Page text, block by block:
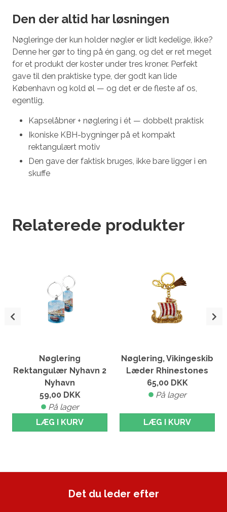
Den der altid har løsningen
Nøgleringe der kun holder nøgler er lidt kedelige, ikke?
Denne her gør to ting på én gang, og det er ret meget
for et produkt der koster under tres kroner. Perfekt
gave til den praktiske type, der godt kan lide
København og kold øl — og det er de fleste af os,
egentlig.
Kapselåbner + nøglering i ét — dobbelt praktisk
Ikoniske KBH-bygninger på et kompakt
rektangulært motiv
Den gave der faktisk bruges, ikke bare ligger i en
skuffe
Relaterede produkter
Nøglering
Rektangulær Nyhavn 2
Nyhavn
59,00 DKK
På lager
LÆG I KURV
Nøglering, Vikingeskib
Læder Rhinestones
65,00 DKK
På lager
LÆG I KURV
Det du leder efter